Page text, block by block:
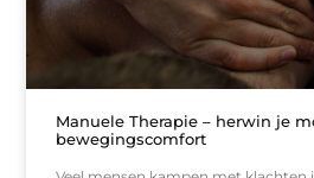
Manuele Therapie – herwin je
bewegingscomfort